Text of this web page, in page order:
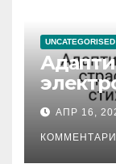
UNCATEGORISED
АПР 16,